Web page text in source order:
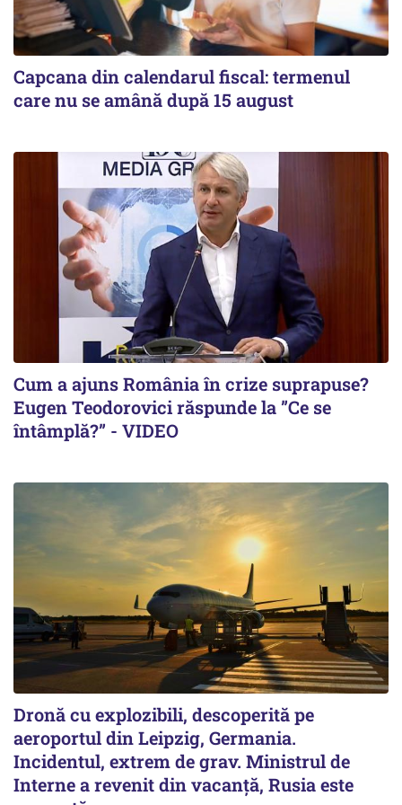
Capcana din calendarul fiscal: termenul
care nu se amână după 15 august
Cum a ajuns România în crize suprapuse?
Eugen Teodorovici răspunde la ”Ce se
întâmplă?” - VIDEO
Dronă cu explozibili, descoperită pe
aeroportul din Leipzig, Germania.
Incidentul, extrem de grav. Ministrul de
Interne a revenit din vacanță, Rusia este